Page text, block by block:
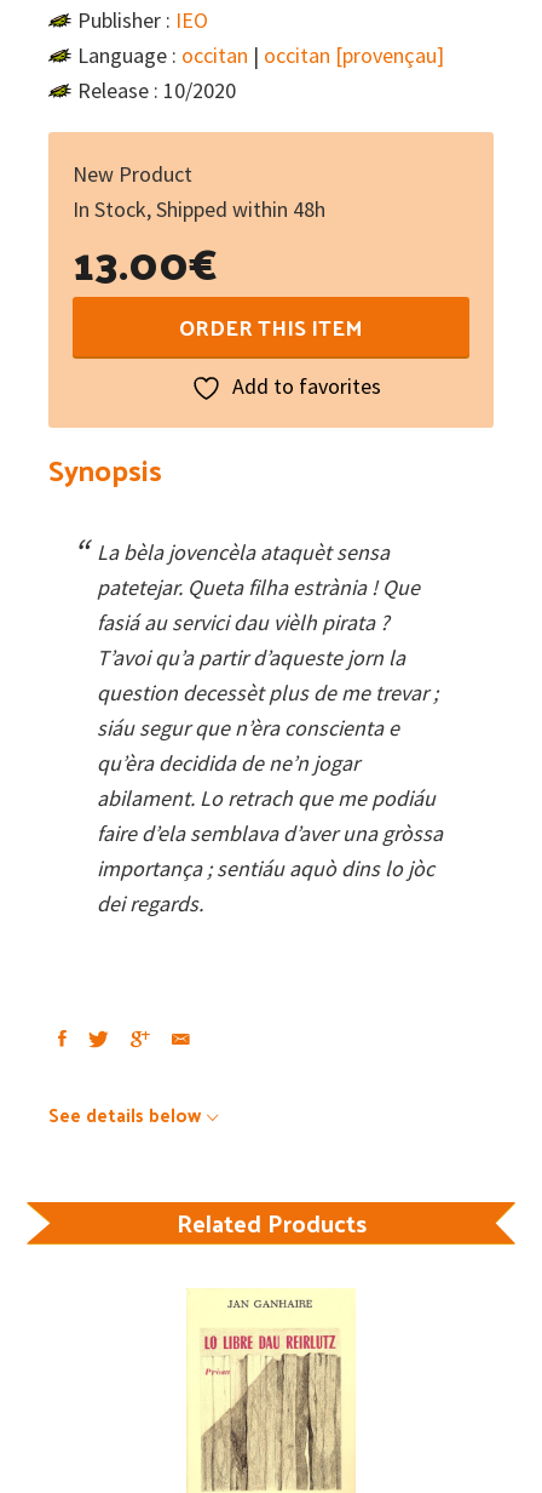
Publisher : IEO
Language : occitan | occitan [provençau]
Release : 10/2020
New Product
In Stock, Shipped within 48h
13.00€
Granda
ORDER THIS ITEM
Add to favorites
Synopsis
La bèla jovencèla ataquèt sensa
patetejar. Queta filha estrània ! Que
fasiá au servici dau vièlh pirata ?
T’avoi qu’a partir d’aqueste jorn la
question decessèt plus de me trevar ;
siáu segur que n’èra conscienta e
qu’èra decidida de ne’n jogar
abilament. Lo retrach que me podiáu
faire d’ela semblava d’aver una gròssa
importança ; sentiáu aquò dins lo jòc
dei regards.
See details below
Related Products